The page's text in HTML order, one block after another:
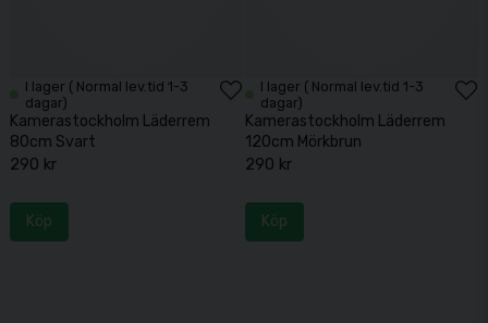
I lager ( Normal lev.tid 1-3
dagar)
Kamerastockholm Läderrem
80cm Svart
290 kr
Köp
I lager ( Normal lev.tid 1-3
dagar)
Kamerastockholm Läderrem
120cm Mörkbrun
290 kr
Köp